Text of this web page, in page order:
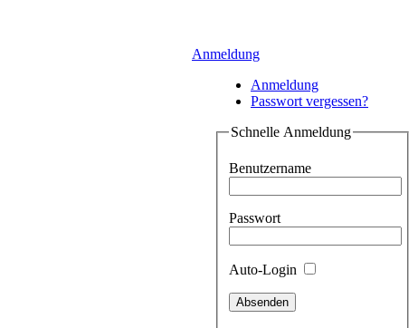
Anmeldung
Anmeldung
Passwort vergessen?
Schnelle Anmeldung
Benutzername
Passwort
Auto-Login